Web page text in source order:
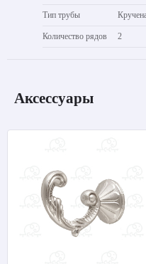
Тип трубы
Количество рядов 2
Аксессуары